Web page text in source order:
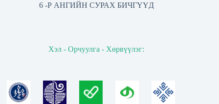
6 -Р АНГИЙН СУРАХ БИЧГҮҮД
Хэл - Орчуулга - Хөрвүүлэг: